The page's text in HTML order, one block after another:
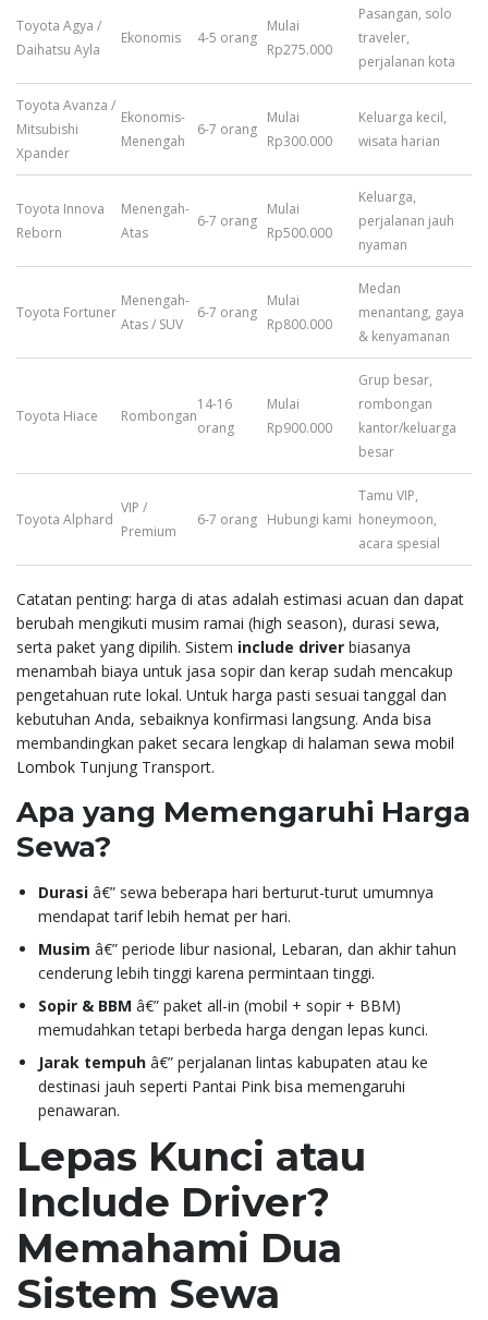
Toyota Agya /
Daihatsu Ayla
Ekonomis 4-5 orang
Mulai
Rp275.000
Pasangan, solo
traveler,
perjalanan kota
Toyota Avanza /
Mitsubishi
Xpander
Ekonomis-
Menengah
6-7 orang
Mulai
Rp300.000
Keluarga kecil,
wisata harian
Toyota Innova
Reborn
Menengah-
Atas
6-7 orang
Mulai
Rp500.000
Keluarga,
perjalanan jauh
nyaman
Toyota Fortuner
Menengah-
Atas / SUV
6-7 orang
Mulai
Rp800.000
Medan
menantang, gaya
& kenyamanan
Toyota Hiace Rombongan
14-16
orang
Mulai
Rp900.000
Grup besar,
rombongan
kantor/keluarga
besar
Toyota Alphard
VIP /
Premium
6-7 orang Hubungi kami
Tamu VIP,
honeymoon,
acara spesial
Catatan penting: harga di atas adalah estimasi acuan dan dapat
berubah mengikuti musim ramai (high season), durasi sewa,
serta paket yang dipilih. Sistem include driver biasanya
menambah biaya untuk jasa sopir dan kerap sudah mencakup
pengetahuan rute lokal. Untuk harga pasti sesuai tanggal dan
kebutuhan Anda, sebaiknya konfirmasi langsung. Anda bisa
membandingkan paket secara lengkap di halaman sewa mobil
Lombok Tunjung Transport.
Apa yang Memengaruhi Harga
Sewa?
Durasi â€” sewa beberapa hari berturut-turut umumnya
mendapat tarif lebih hemat per hari.
Musim â€” periode libur nasional, Lebaran, dan akhir tahun
cenderung lebih tinggi karena permintaan tinggi.
Sopir & BBM â€” paket all-in (mobil + sopir + BBM)
memudahkan tetapi berbeda harga dengan lepas kunci.
Jarak tempuh â€” perjalanan lintas kabupaten atau ke
destinasi jauh seperti Pantai Pink bisa memengaruhi
penawaran.
Lepas Kunci atau
Include Driver?
Memahami Dua
Sistem Sewa